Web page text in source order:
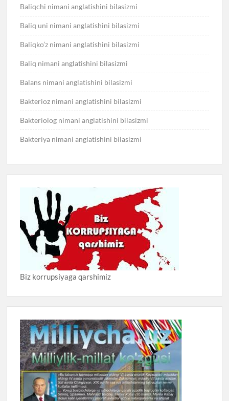
Baliqchi nimani anglatishini bilasizmi
Baliq uni nimani anglatishini bilasizmi
Baliqko’z nimani anglatishini bilasizmi
Baliq nimani anglatishini bilasizmi
Balans nimani anglatishini bilasizmi
Bakterioz nimani anglatishini bilasizmi
Bakteriolog nimani anglatishini bilasizmi
Bakteriya nimani anglatishini bilasizmi
Biz korrupsiyaga qarshimiz